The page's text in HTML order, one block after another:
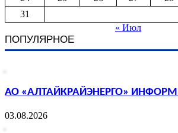
31
« Июл
ПОПУЛЯРНОЕ
АО «АЛТАЙКРАЙЭНЕРГО»
03.08.2026